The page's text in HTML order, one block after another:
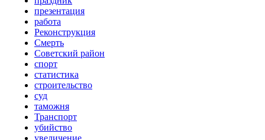
презентация
работа
Реконструкция
Смерть
Советский район
спорт
статистика
строительство
суд
таможня
Транспорт
убийство